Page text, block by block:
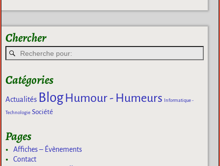
Chercher
Catégories
Actualités BlogHumour - Humeurs Informatique -
Technologie Société
Pages
Affiches – Évènements
Contact